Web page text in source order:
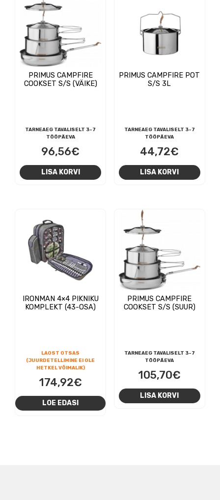
PRIMUS CAMPFIRE
COOKSET S/S (VÄIKE)
TARNEAEG TAVALISELT 3-7
TÖÖPÄEVA
96,56€
LISA KORVI
PRIMUS CAMPFIRE POT
S/S 3L
TARNEAEG TAVALISELT 3-7
TÖÖPÄEVA
44,72€
LISA KORVI
IRONMAN 4×4 PIKNIKU
KOMPLEKT (43-OSA)
LAOST OTSAS
(JUURDETELLIMINE EI OLE
HETKEL VÕIMALIK)
174,92€
LOE EDASI
PRIMUS CAMPFIRE
COOKSET S/S (SUUR)
TARNEAEG TAVALISELT 3-7
TÖÖPÄEVA
105,70€
LISA KORVI